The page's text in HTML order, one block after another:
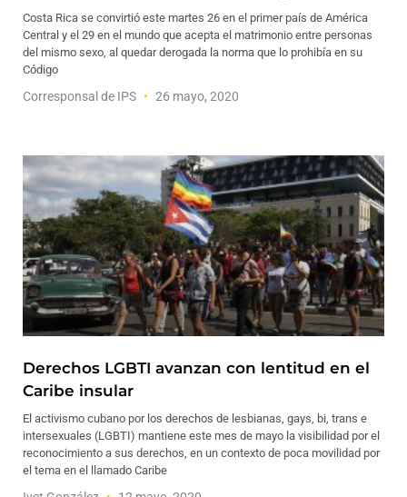
Costa Rica se convirtió este martes 26 en el primer país de América
Central y el 29 en el mundo que acepta el matrimonio entre personas
del mismo sexo, al quedar derogada la norma que lo prohibía en su
Código
Corresponsal de IPS 26 mayo, 2020
Derechos LGBTI avanzan con lentitud en el
Caribe insular
El activismo cubano por los derechos de lesbianas, gays, bi, trans e
intersexuales (LGBTI) mantiene este mes de mayo la visibilidad por el
reconocimiento a sus derechos, en un contexto de poca movilidad por
el tema en el llamado Caribe